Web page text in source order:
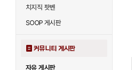
치지직 팟벤
SOOP 게시판
커뮤니티 게시판
자유 게시판